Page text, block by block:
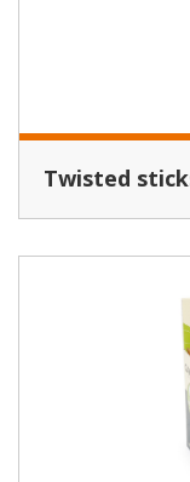
Twisted